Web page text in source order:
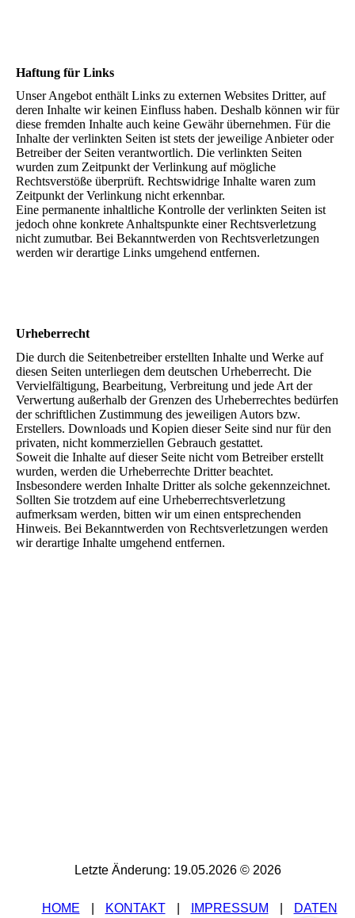
Haftung für Links
Unser Angebot enthält Links zu externen Websites Dritter, auf
deren Inhalte wir keinen Einfluss haben. Deshalb können wir für
diese fremden Inhalte auch keine Gewähr übernehmen. Für die
Inhalte der verlinkten Seiten ist stets der jeweilige Anbieter oder
Betreiber der Seiten verantwortlich. Die verlinkten Seiten
wurden zum Zeitpunkt der Verlinkung auf mögliche
Rechtsverstöße überprüft. Rechtswidrige Inhalte waren zum
Zeitpunkt der Verlinkung nicht erkennbar.
Eine permanente inhaltliche Kontrolle der verlinkten Seiten ist
jedoch ohne konkrete Anhaltspunkte einer Rechtsverletzung
nicht zumutbar. Bei Bekanntwerden von Rechtsverletzungen
werden wir derartige Links umgehend entfernen.
Urheberrecht
Die durch die Seitenbetreiber erstellten Inhalte und Werke auf
diesen Seiten unterliegen dem deutschen Urheberrecht. Die
Vervielfältigung, Bearbeitung, Verbreitung und jede Art der
Verwertung außerhalb der Grenzen des Urheberrechtes bedürfen
der schriftlichen Zustimmung des jeweiligen Autors bzw.
Erstellers. Downloads und Kopien dieser Seite sind nur für den
privaten, nicht kommerziellen Gebrauch gestattet.
Soweit die Inhalte auf dieser Seite nicht vom Betreiber erstellt
wurden, werden die Urheberrechte Dritter beachtet.
Insbesondere werden Inhalte Dritter als solche gekennzeichnet.
Sollten Sie trotzdem auf eine Urheberrechtsverletzung
aufmerksam werden, bitten wir um einen entsprechenden
Hinweis. Bei Bekanntwerden von Rechtsverletzungen werden
wir derartige Inhalte umgehend entfernen.
Letzte Änderung: 19.05.2026 © 2026
HOME KONTAKT IMPRESSUM DATEN